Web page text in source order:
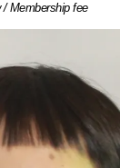
/ Membership fee